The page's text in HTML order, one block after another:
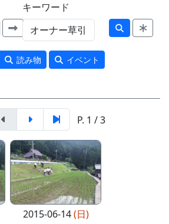
キーワード
読み物 イベント
P. 1 / 3
2015-06-14(日)